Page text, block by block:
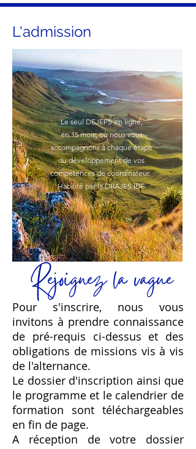
L'admission
Le seul DEJEPS en ligne,
en 15 mois, où nous vous
accompagnons à chaque
étape du développement
de vos compétences de
Habilité par la DRAJES
IDF
Rejoignez la vague
Le seul DEJEPS en ligne,
en 15 mois, où nous vous
accompagnons à chaque étape
du développement de vos
compétences de coordinateur.
Habilité par la DRAJES IDF
Pour s'inscrire, nous vous
invitons à prendre connaissance
de pré-requis ci-dessus et des
obligations de missions vis à vis
de l'alternance.
Le dossier d'inscription ainsi que
le programme et le calendrier de
formation sont téléchargeables
en fin de page.
A réception de votre dossier